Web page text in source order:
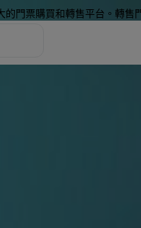
的門票購買和轉售平台。轉售